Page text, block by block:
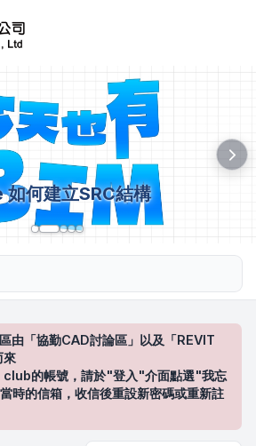
何建立SRC結構
「協勤CAD討論區」以及「REVIT
來
club的帳號，請於"登入"介面點選"我忘
時的信箱，收信後重設新密碼或重新註